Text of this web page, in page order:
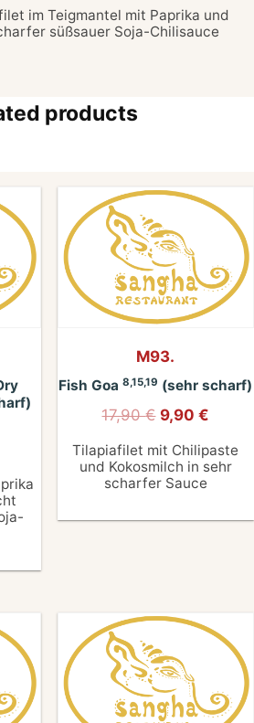
im Teigmantel mit Paprika und
süßsauer Soja-Chilisauce
products
M93.
Fish Goa8,15,19 (sehr scharf)
17,90€ 9,90€
Tilapiafilet mit Chilipaste
und Kokosmilch in sehr
scharfer Sauce